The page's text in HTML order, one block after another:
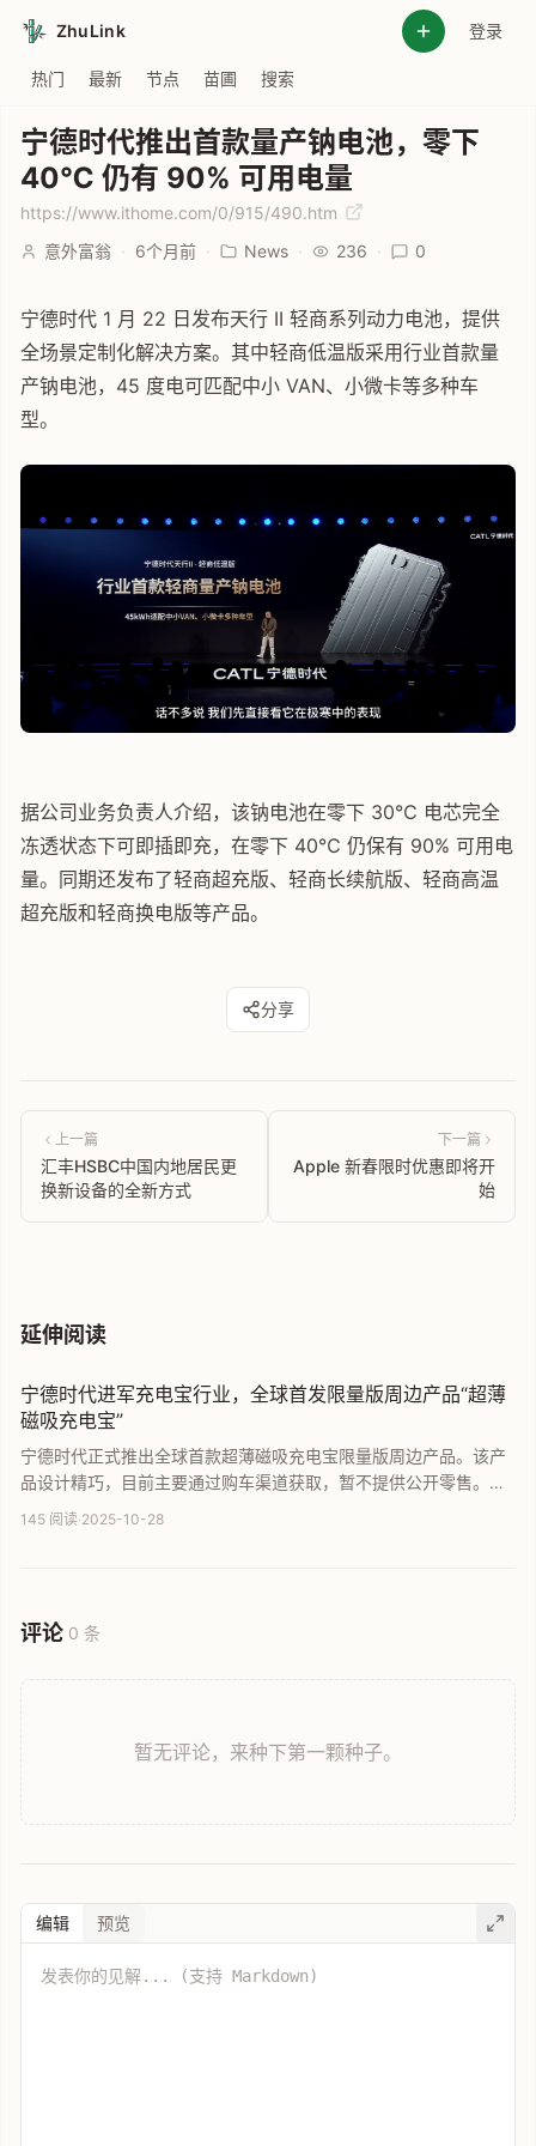
ZhuLink 登录
热门 最新 节点 苗圃 搜索
宁德时代推出首款量产钠电池，零下
40℃ 仍有 90% 可用电量
https://www.ithome.com/0/915/490.htm
意外富翁 · 6个月前 · News · 236 · 0
宁德时代 1 月 22 日发布天行 II 轻商系列动力电池，提供
全场景定制化解决方案。其中轻商低温版采用行业首款量
产钠电池，45 度电可匹配中小 VAN、小微卡等多种车
型。
据公司业务负责人介绍，该钠电池在零下 30℃ 电芯完全
冻透状态下可即插即充，在零下 40℃ 仍保有 90% 可用电
量。同期还发布了轻商超充版、轻商长续航版、轻商高温
超充版和轻商换电版等产品。
分享
上一篇
汇丰HSBC中国内地居民更
换新设备的全新方式
下一篇
Apple 新春限时优惠即将开
始
延伸阅读
宁德时代进军充电宝行业，全球首发限量版周边产品“超薄
磁吸充电宝”
宁德时代正式推出全球首款超薄磁吸充电宝限量版周边产品。该产
品设计精巧，目前主要通过购车渠道获取，暂不提供公开零售。作
为动力电池巨头，宁德时代此番跨界移动电源领域引发关注，产品
145 阅读·2025-10-28
评论 0 条
暂无评论，来种下第一颗种子。
编辑 预览